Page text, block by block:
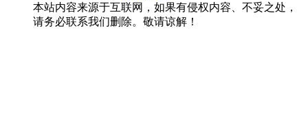
本站内容来源于互联网，如果有侵权内容、不妥之处，
请务必联系我们删除。敬请谅解！